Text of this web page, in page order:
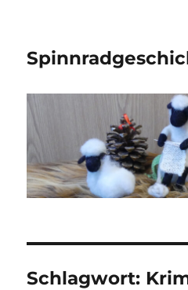
Schlagwort: